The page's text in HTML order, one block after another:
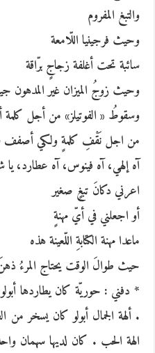
والتبغ المفروم
وحيث فرجينيا اللّامعة
سائبة تحت أغلفة زجاجٍ برّاقة
وحيث زوجُ الميزان غير المدهون
وسقوطُ « الفوتيلز» من أجل كلمة
من اجل نَقْفِ كلمةٍ ولكي أصفف
آه إلهي، آه فينوس، آه عطارد، يا
اعرني دكانَ تبغٍ صغير
أو اجعلني في أيّ مهنةٍ
ماعدا مهنة الكتابةِ اللّعينة هذه
حيث طوالَ الوقت يحتاج المرءُ
* دفني : حوريّة كان يطاردها
. ألهة الجمال أبولو كان يسخر من
الهة الحب . كان لديها سهمان